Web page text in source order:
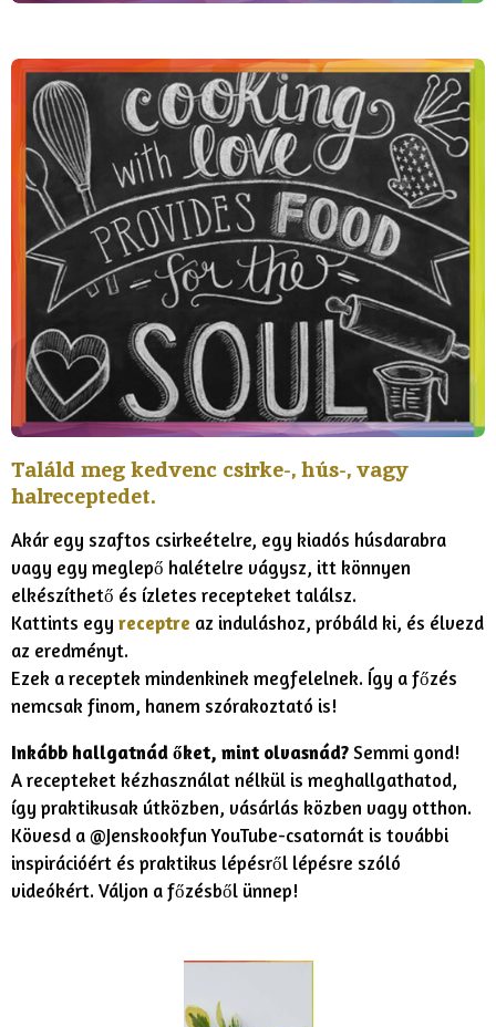
Találd meg kedvenc csirke-, hús-, vagy
halreceptedet.
Akár egy szaftos csirkeételre, egy kiadós húsdarabra
vagy egy meglepő halételre vágysz, itt könnyen
elkészíthető és ízletes recepteket találsz.
Kattints egy receptre az induláshoz, próbáld ki, és élvezd
az eredményt.
Ezek a receptek mindenkinek megfelelnek. Így a főzés
nemcsak finom, hanem szórakoztató is!
Inkább hallgatnád őket, mint olvasnád? Semmi gond!
A recepteket kézhasználat nélkül is meghallgathatod,
így praktikusak útközben, vásárlás közben vagy otthon.
Kövesd a @Jenskookfun YouTube-csatornát is további
inspirációért és praktikus lépésről lépésre szóló
videókért. Váljon a főzésből ünnep!